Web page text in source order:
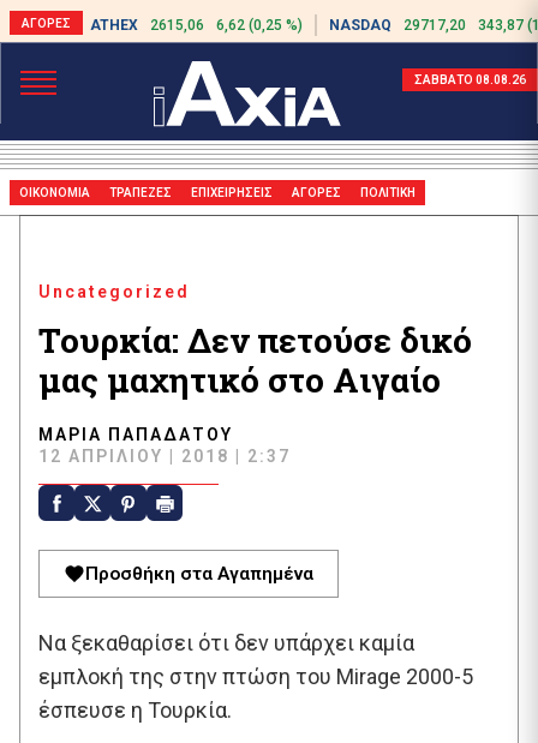
ATHEX 2615,06 6,62 (0,25 %) NASDAQ 29717,20 343,87
ΣΑΒΒΑΤΟ 08.08.26
ΟΙΚΟΝΟΜΙΑ ΤΡΑΠΕΖΕΣ ΕΠΙΧΕΙΡΗΣΕΙΣ ΑΓΟΡΕΣ ΠΟΛΙΤΙΚΗ
Uncategorized
Τουρκία: Δεν πετούσε δικό
μας μαχητικό στο Αιγαίο
ΜΑΡΊΑ ΠΑΠΑΔΆΤΟΥ
12 ΑΠΡΙΛΊΟΥ | 2018 | 2:37
Προσθήκη στα Αγαπημένα
Να ξεκαθαρίσει ότι δεν υπάρχει καμία
εμπλοκή της στην πτώση του Mirage 2000-5
έσπευσε η Τουρκία.